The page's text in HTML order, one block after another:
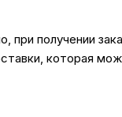
получении
которая